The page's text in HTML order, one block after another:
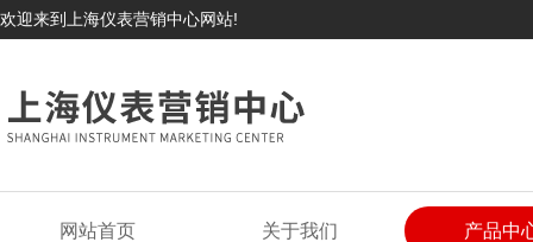
欢迎来到上海仪表营销中心网站!
网站首页 关于我们 产品中